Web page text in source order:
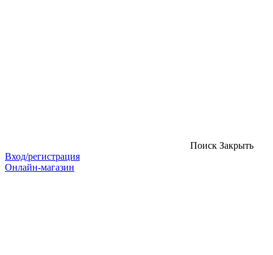
Поиск Закрыть
Вход/регистрация
Онлайн-магазин